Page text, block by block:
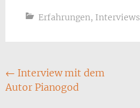
Erfahrungen, Interviews
Post
navigation
← Interview mit dem
Autor Pianogod